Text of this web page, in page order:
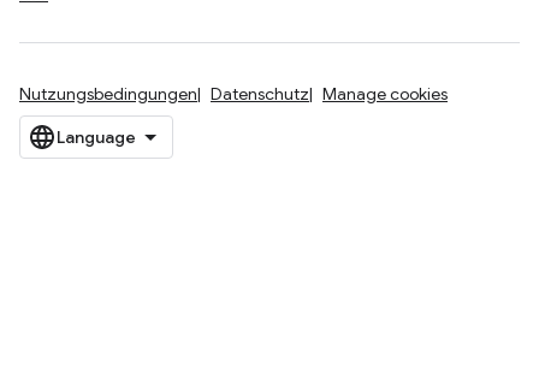
Nutzungsbedingungen Datenschutz Manage cookies